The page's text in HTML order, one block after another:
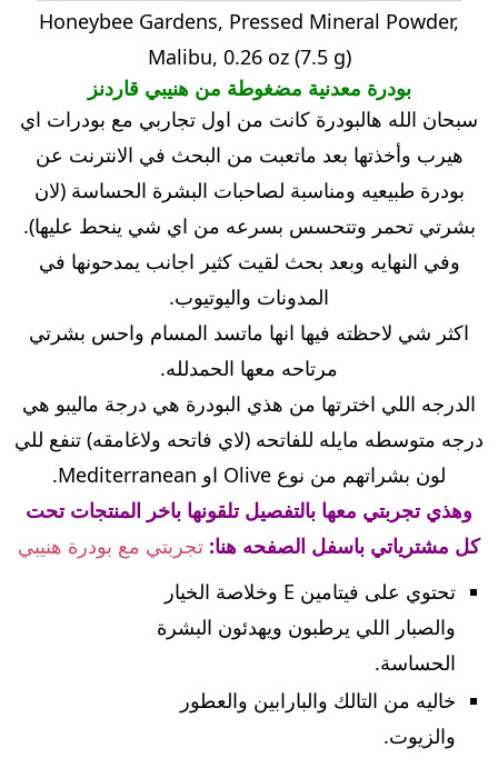
Honeybee Gardens, Pressed Mineral Powder,
Malibu, 0.26 oz (7.5 g)
بودرة معدنية مضغوطة من هنيبي قاردنز
سبحان الله هالبودرة كانت من اول تجاربي مع بودرات اي
هيرب وأخذتها بعد ماتعبت من البحث في الانترنت عن
بودرة طبيعيه ومناسبة لصاحبات البشرة الحساسة (لان
بشرتي تحمر وتتحسس بسرعه من اي شي ينحط عليها).
وفي النهايه وبعد بحث لقيت كثير اجانب يمدحونها في
المدونات واليوتيوب.
اكثر شي لاحظته فيها انها ماتسد المسام واحس بشرتي
مرتاحه معها الحمدلله.
الدرجه اللي اخترتها من هذي البودرة هي درجة ماليبو هي
درجه متوسطه مايله للفاتحه (لاي فاتحه ولاغامقه) تنفع للي
لون بشراتهم من نوع Olive او Mediterranean.
وهذي تجربتي معها بالتفصيل تلقونها باخر المنتجات تحت
كل مشترياتي باسفل الصفحه هنا: تجربتي مع بودرة هنيبي
تحتوي على فيتامين E وخلاصة الخيار
والصبار اللي يرطبون ويهدئون البشرة
الحساسة.
خاليه من التالك والبارابين والعطور
والزيوت.